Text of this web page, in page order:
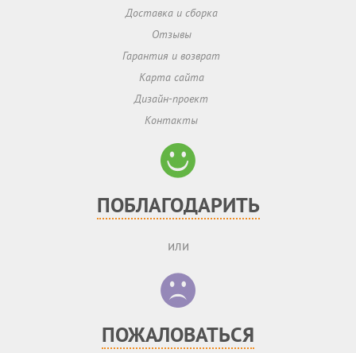
Доставка и сборка
Отзывы
Гарантия и возврат
Карта сайта
Дизайн-проект
Контакты
ПОБЛАГОДАРИТЬ
или
ПОЖАЛОВАТЬСЯ